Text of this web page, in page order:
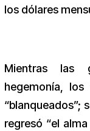
los dólares
Mientras las
hegemonía,
“blanqueados”;
regresó “el